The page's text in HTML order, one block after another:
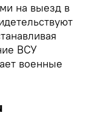
на выезд в
ВСУ
военные